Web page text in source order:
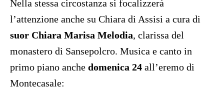
Nella stessa circostanza si focalizzerà
l’attenzione anche su Chiara di Assisi a cura di
suor Chiara Marisa Melodia, clarissa del
monastero di Sansepolcro. Musica e canto in
primo piano anche domenica 24 all’eremo di
Montecasale: